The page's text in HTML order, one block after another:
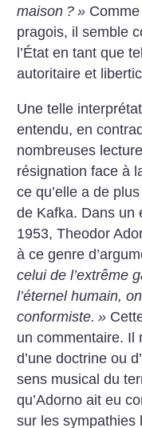
maison ? »
pragois, il semble
l’État en tant que
autoritaire et
Une telle
entendu, en
nombreuses
résignation face à
ce qu’elle a de
de Kafka. Dans un
1953, Theodor
à ce genre
celui de l’extrême
l’éternel humain,
conformiste. »
un commentaire. Il
d’une doctrine ou
sens musical du
qu’Adorno ait eu
sur les sympathies